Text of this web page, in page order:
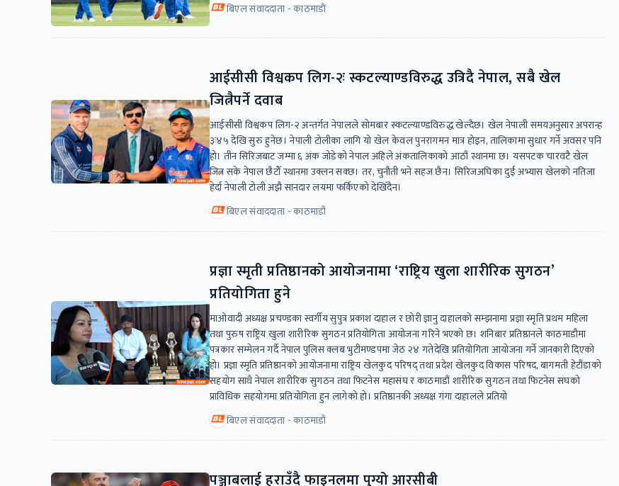
बिएल संवाददाता - काठमाडाैं
आईसीसी विश्वकप लिग-२ः स्कटल्याण्डविरुद्ध उत्रिदै नेपाल, सबै खेल
जित्नैपर्ने दवाब
आईसीसी विश्वकप लिग-२ अन्तर्गत नेपालले सोमबार स्कटल्याण्डविरुद्ध खेल्दैछ। खेल नेपाली समयअनुसार अपरान्ह
३ः४५ देखि सुरु हुनेछ। नेपाली टोलीका लागि यो खेल केवल पुनरागमन मात्र होइन, तालिकामा सुधार गर्ने अवसर पनि
हो। तीन सिरिजबाट जम्मा ६ अंक जोडेको नेपाल अहिले अंकतालिकाको आठौं स्थानमा छ। यसपटक चारवटै खेल
जित्न सके नेपाल छैटौँ स्थानमा उक्लन सक्छ। तर, चुनौती भने सहज छैन। सिरिजअघिका दुई अभ्यास खेलको नतिजा
हेर्दा नेपाली टोली अझै सानदार लयमा फर्किएको देखिँदैन।
बिएल संवाददाता - काठमाडौं
प्रज्ञा स्मृती प्रतिष्ठानको आयोजनामा ‘राष्ट्रिय खुला शारीरिक सुगठन’
प्रतियोगिता हुने
माओवादी अध्यक्ष प्रचण्डका स्वर्गीय सुपुत्र प्रकाश दाहाल र छोरी ज्ञानु दाहालको सम्झनामा प्रज्ञा स्मृति प्रथम महिला
तथा पुरुष राष्ट्रिय खुला शारीरिक सुगठन प्रतियोगिता आयोजना गरिने भएको छ। शनिबार प्रतिष्ठानले काठमाडौमा
पत्रकार सम्मेलन गर्दै नेपाल पुलिस क्लब भुटीमण्डपमा जेठ २४ गतेदेखि प्रतियोगिता आयोजना गर्ने जानकारी दिएको
हो। प्रज्ञा स्मृति प्रतिष्ठानको आयोजनामा राष्ट्रिय खेलकुद परिषद् तथा प्रदेश खेलकुद विकास परिषद, बागमती हेटौंडाको
सहयोग साथै नेपाल शारीरिक सुगठन तथा फिटनेस महासंघ र काठमाडौं शारीरिक सुगठन तथा फिटनेस संघको
प्राविधिक सहयोगमा प्रतियोगिता हुन लागेको हो। प्रतिष्ठानकी अध्यक्ष गंगा दाहालले प्रतियो
बिएल संवाददाता - काठमाडौं
पञ्जाबलाई हराउँदै फाइनलमा पुग्यो आरसीबी